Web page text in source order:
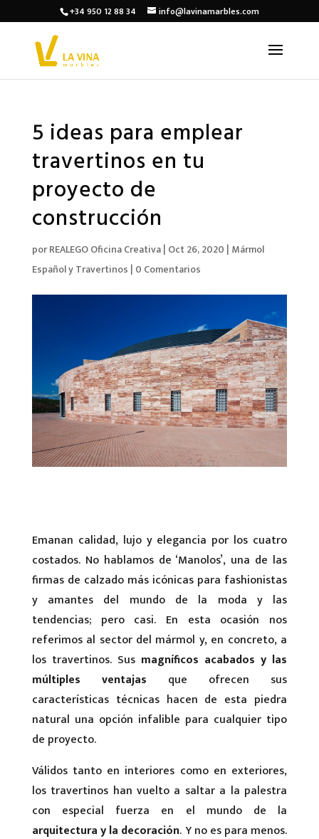
+34 950 12 88 34 info@lavinamarbles.com
5 ideas para emplear
travertinos en tu
proyecto de
construcción
porREALEGO Oficina Creativa| Oct 26, 2020 | Mármol
Español y Travertinos | 0 Comentarios
Emanan calidad, lujo y elegancia por los cuatro
costados. No hablamos de ‘Manolos’, una de las
firmas de calzado más icónicas para fashionistas
y amantes del mundo de la moda y las
tendencias; pero casi. En esta ocasión nos
referimos al sector del mármol y, en concreto, a
los travertinos. Sus magníficos acabados y las
múltiples ventajas que ofrecen sus
características técnicas hacen de esta piedra
natural una opción infalible para cualquier tipo
de proyecto.
Válidos tanto en interiores como en exteriores,
los travertinos han vuelto a saltar a la palestra
con especial fuerza en el mundo de la
arquitectura y la decoración. Y no es para menos.